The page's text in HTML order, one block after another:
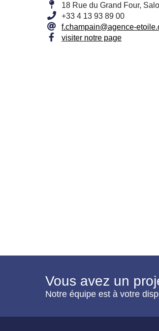
18 Rue du Grand Four,
+33 4 13 93 89 00
f.champain@agence-
visiter notre page
Vous avez un
Notre équipe est à votre